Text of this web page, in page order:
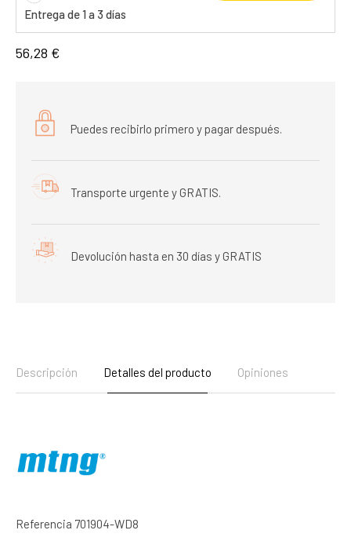
Entrega de 1 a 3 días
56,28 €
Puedes recibirlo primero y pagar después.
Transporte urgente y GRATIS.
Devolución hasta en 30 días y GRATIS
Descripción Detalles del producto Opiniones
Referencia 701904-WD8